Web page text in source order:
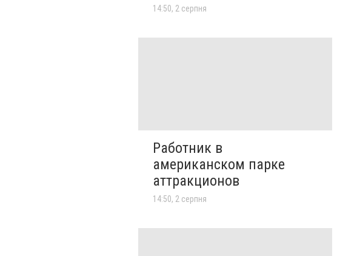
14:50, 2 серпня
Работник в
американском парке
аттракционов
14:50, 2 серпня